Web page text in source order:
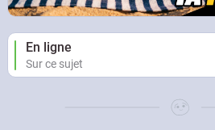
En ligne
Sur ce sujet